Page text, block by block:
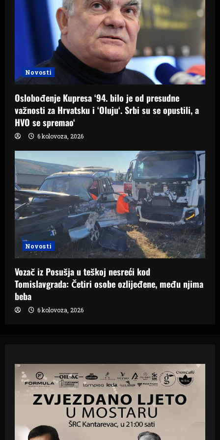
Novosti
Oslobođenje Kupresa ‘94. bilo je od presudne
važnosti za Hrvatsku i ‘Oluju‘. Srbi su se opustili, a
HVO se spremao‘
6 kolovoza, 2026
Novosti
Vozač iz Posušja u teškoj nesreći kod
Tomislavgrada: Četiri osobe ozlijeđene, među njima
beba
6 kolovoza, 2026